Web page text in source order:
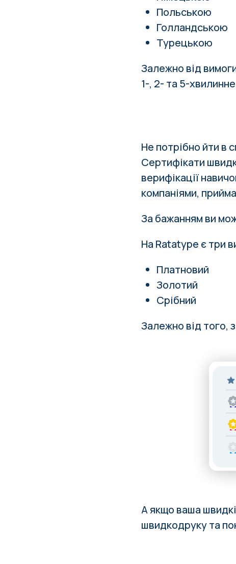
Польською
Голландською
Турецькою
Залежно від
1-, 2- та 5-
Не потрібно йти в
Сертифікати
верифікації
компаніями,
За бажанням ви
На Ratatype є три
Платновий
Золотий
Срібний
Залежно від того,
А якщо ваша
швидкодруку та